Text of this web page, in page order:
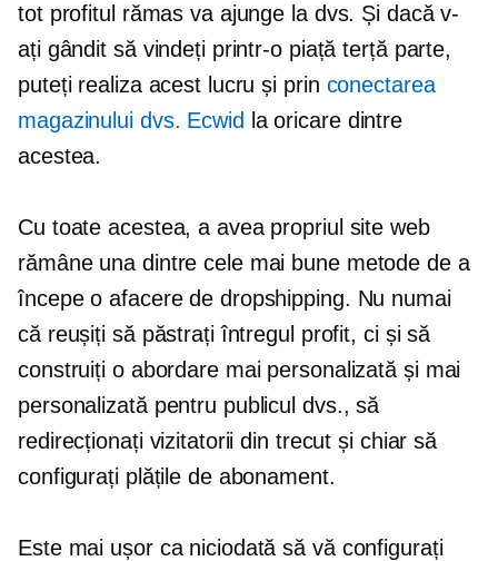
tot profitul rămas va ajunge la dvs. Și dacă v-
ați gândit să vindeți printr-o piață terță parte,
puteți realiza acest lucru și prin conectarea
magazinului dvs. Ecwid la oricare dintre
acestea.
Cu toate acestea, a avea propriul site web
rămâne una dintre cele mai bune metode de a
începe o afacere de dropshipping. Nu numai
că reușiți să păstrați întregul profit, ci și să
construiți o abordare mai personalizată și mai
personalizată pentru publicul dvs., să
redirecționați vizitatorii din trecut și chiar să
configurați plățile de abonament.
Este mai ușor ca niciodată să vă configurați